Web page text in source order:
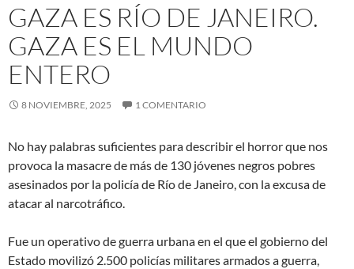
GAZA ES RÍO DE JANEIRO.
GAZA ES EL MUNDO
ENTERO
8 NOVIEMBRE, 2025 1 COMENTARIO
No hay palabras suficientes para describir el horror que nos
provoca la masacre de más de 130 jóvenes negros pobres
asesinados por la policía de Río de Janeiro, con la excusa de
atacar al narcotráfico.
Fue un operativo de guerra urbana en el que el gobierno del
Estado movilizó 2.500 policías militares armados a guerra,